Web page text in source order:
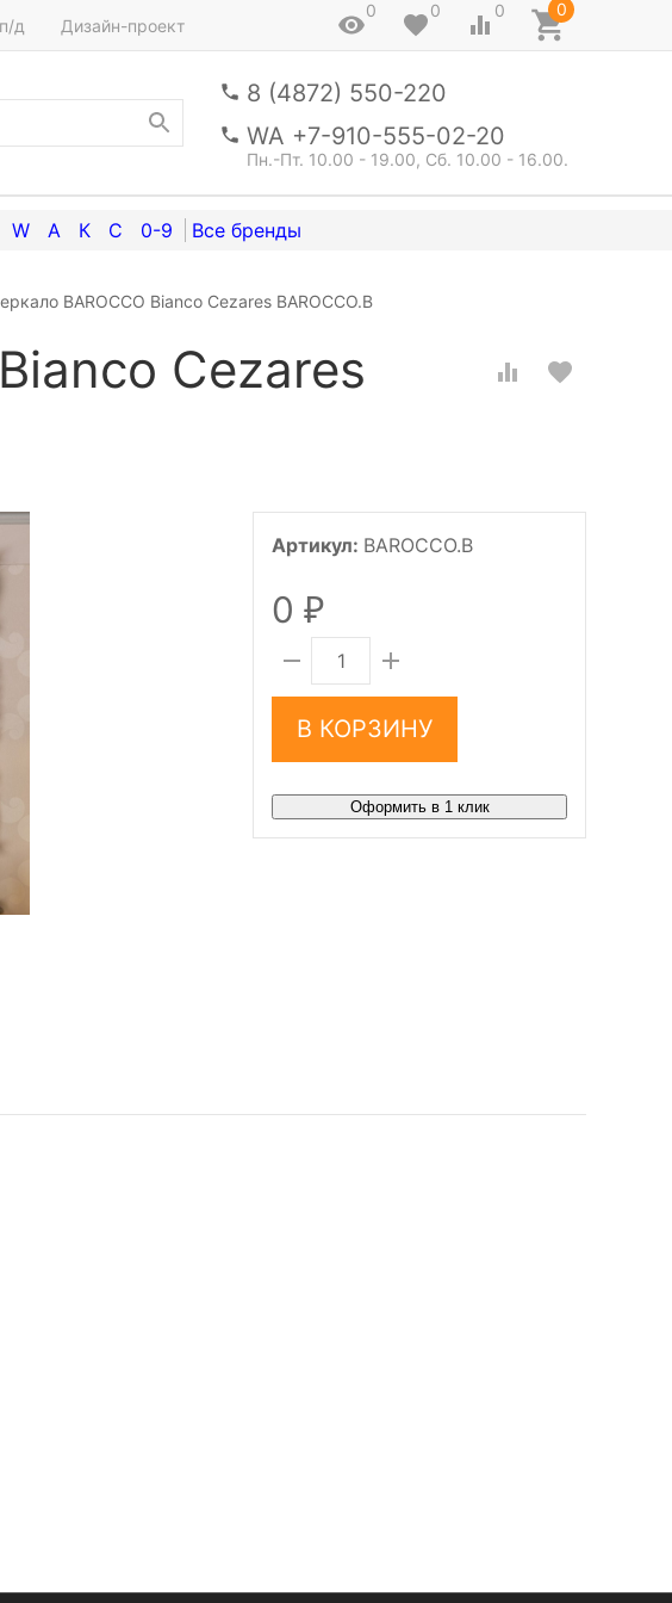
д Дизайн-проект
0 0 0 0
8 (4872) 550-220
WA +7-910-555-02-20
Пн.-Пт. 10.00 - 19.00, Сб. 10.00 - 16.00.
W А К С 0-9
BAROCCO Bianco Cezares BAROCCO.B
Cezares
Артикул: BAROCCO.B
0 ₽
В КОРЗИНУ
Оформить в 1 клик